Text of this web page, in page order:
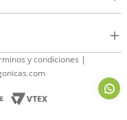
y condiciones |